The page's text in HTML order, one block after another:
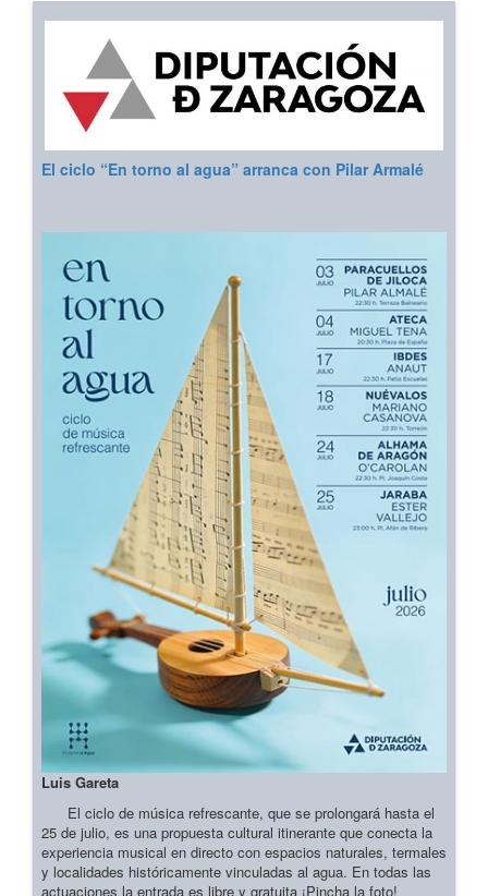
El ciclo “En torno al agua” arranca con Pilar Armalé
Luis Gareta
El ciclo de música refrescante, que se prolongará hasta el
25 de julio, es una propuesta cultural itinerante que conecta la
experiencia musical en directo con espacios naturales, termales
y localidades históricamente vinculadas al agua. En todas las
actuaciones la entrada es libre y gratuita ¡Pincha la foto!